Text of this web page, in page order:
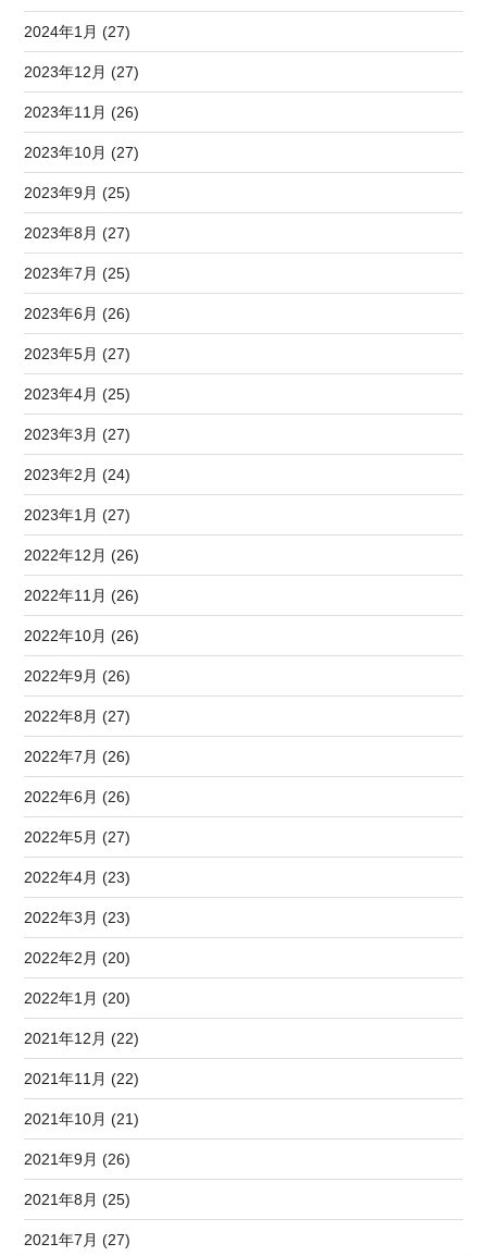
2024年1月 (27)
2023年12月 (27)
2023年11月 (26)
2023年10月 (27)
2023年9月 (25)
2023年8月 (27)
2023年7月 (25)
2023年6月 (26)
2023年5月 (27)
2023年4月 (25)
2023年3月 (27)
2023年2月 (24)
2023年1月 (27)
2022年12月 (26)
2022年11月 (26)
2022年10月 (26)
2022年9月 (26)
2022年8月 (27)
2022年7月 (26)
2022年6月 (26)
2022年5月 (27)
2022年4月 (23)
2022年3月 (23)
2022年2月 (20)
2022年1月 (20)
2021年12月 (22)
2021年11月 (22)
2021年10月 (21)
2021年9月 (26)
2021年8月 (25)
2021年7月 (27)